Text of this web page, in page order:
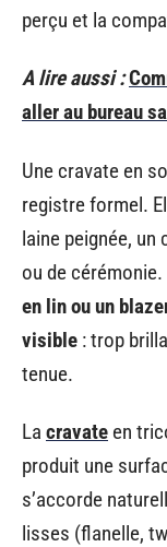
perçu et la
A lire aussi :
aller au bureau
Une cravate en
registre formel.
laine peignée,
ou de cérémonie.
en lin ou un
visible : trop
tenue.
La cravate en
produit une
s’accorde
lisses (flanelle,